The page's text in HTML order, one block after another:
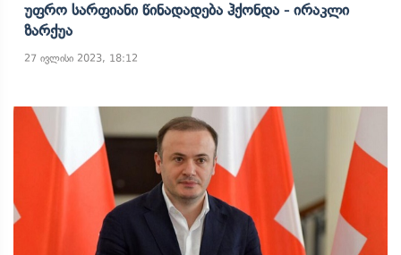
Უფრო Სარფიანი Წინადადება Ჰქონდა - Ირაკლი
Ზარქუა
27 ივლისი 2023, 18:12